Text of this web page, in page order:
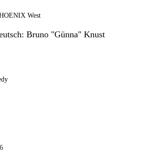
West
Bruno "Günna" Knust